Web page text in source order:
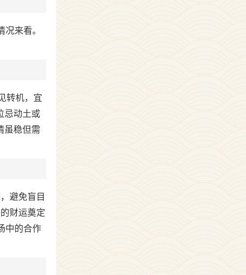
来看。
转机，宜
忌动土或
虽稳但需
避免盲目
财运奠定
中的合作